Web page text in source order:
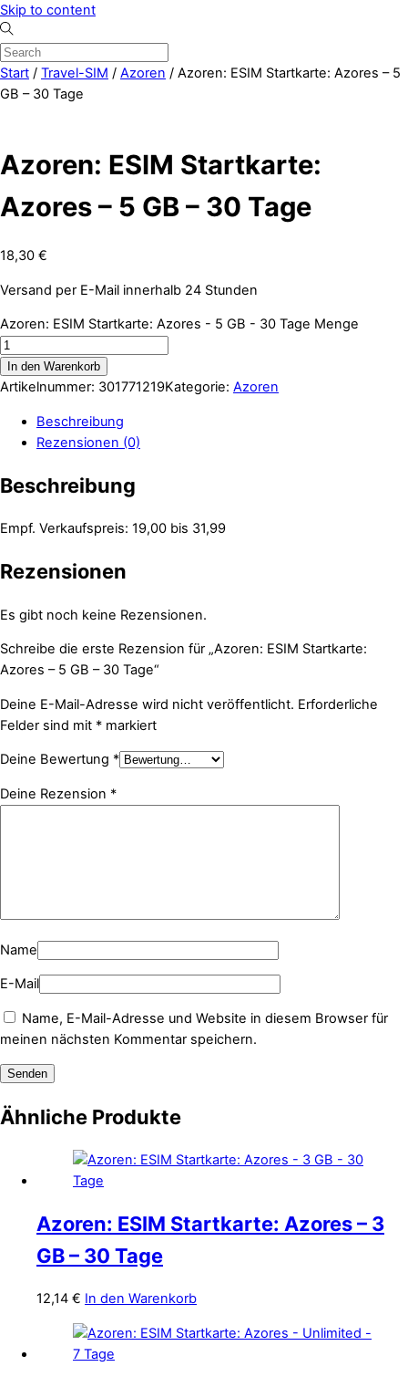
Skip to content
Start / Travel-SIM / Azoren / Azoren: ESIM Startkarte: Azores – 5
GB – 30 Tage
Azoren: ESIM Startkarte:
Azores – 5 GB – 30 Tage
18,30 €
Versand per E-Mail innerhalb 24 Stunden
Azoren: ESIM Startkarte: Azores - 5 GB - 30 Tage Menge
In den Warenkorb
Artikelnummer: 301771219Kategorie: Azoren
Beschreibung
Rezensionen (0)
Beschreibung
Empf. Verkaufspreis: 19,00 bis 31,99
Rezensionen
Es gibt noch keine Rezensionen.
Schreibe die erste Rezension für „Azoren: ESIM Startkarte:
Azores – 5 GB – 30 Tage“
Deine E-Mail-Adresse wird nicht veröffentlicht. Erforderliche
Felder sind mit * markiert
Deine Bewertung *
Deine Rezension *
Name
E-Mail
Name, E-Mail-Adresse und Website in diesem Browser für
meinen nächsten Kommentar speichern.
Ähnliche Produkte
Azoren: ESIM Startkarte: Azores – 3
GB – 30 Tage
12,14 € In den Warenkorb